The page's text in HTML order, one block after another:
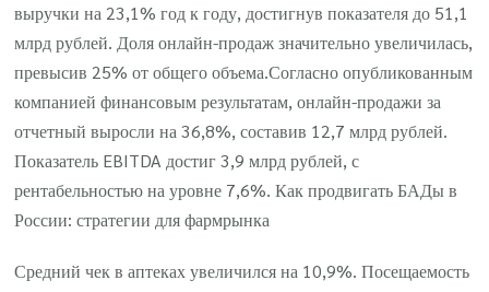
выручки на 23,1% год к году, достигнув показателя до 51,1
млрд рублей. Доля онлайн-продаж значительно увеличилась,
превысив 25% от общего объема.Согласно опубликованным
компанией финансовым результатам, онлайн-продажи за
отчетный выросли на 36,8%, составив 12,7 млрд рублей.
Показатель EBITDA достиг 3,9 млрд рублей, с
рентабельностью на уровне 7,6%. Как продвигать БАДы в
России: стратегии для фармрынка
Средний чек в аптеках увеличился на 10,9%. Посещаемость